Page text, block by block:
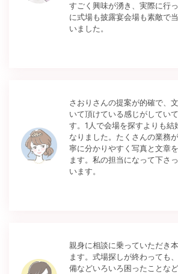
すごく興味が湧き、実際に行
に式場も披露宴会場も素敵で
いました。
さおりさんの提案が的確で、
いて頂けている感じがしてい
す。1人で会場を探すよりも結
なりました。たくさんの業務
寧に分かりやすく写真と文章
ます。私の担当になって下さ
います。
親身に相談に乗っていただき
ます。式場探しが終わっても
備などいろいろ困ったことな